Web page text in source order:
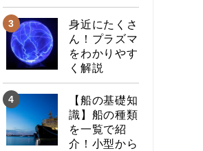
身近にたくさ
ん！プラズマ
をわかりやす
く解説
【船の基礎知
識】船の種類
を一覧で紹
介！小型から